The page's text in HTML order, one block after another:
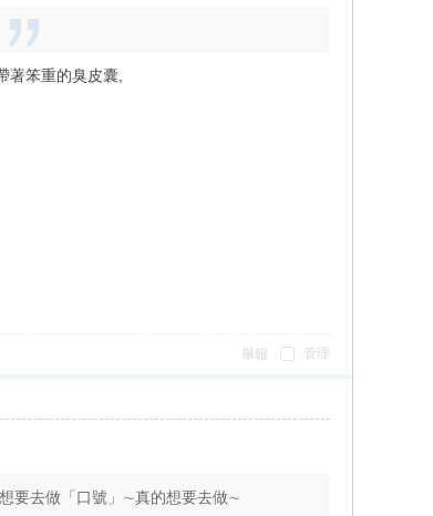
著笨重的臭皮囊,
管理
舉報
要去做「口號」∼真的想要去做∼